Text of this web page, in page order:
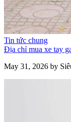
Tin tức chung
Địa chỉ mua xe tay
May 31, 2026 by